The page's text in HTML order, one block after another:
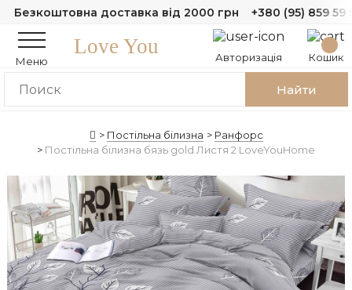
Безкоштовна доставка від 2000 грн +380 (95) 859 59
Меню
Love You Авторизація Кошик
Найти
Постільна білизна
Ранфорс
Постільна білизна бязь gold Листя 2 LoveYouHome